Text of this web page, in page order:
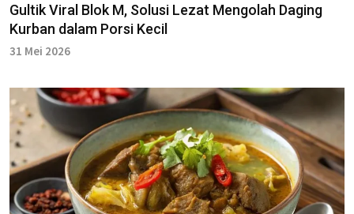
Gultik Viral Blok M, Solusi Lezat Mengolah Daging
Kurban dalam Porsi Kecil
31 Mei 2026